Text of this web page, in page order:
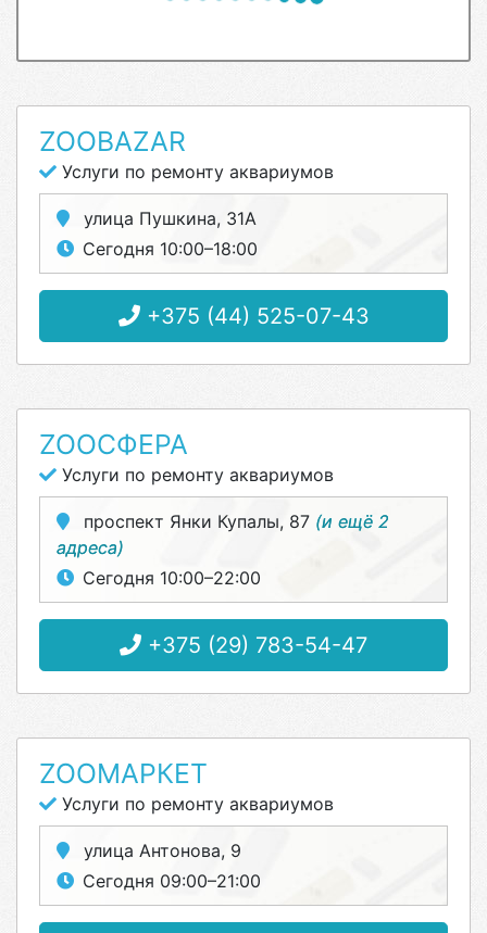
ZOOBAZAR
Услуги по ремонту аквариумов
улица Пушкина, 31А
Сегодня 10:00–18:00
+375 (44) 525-07-43
ZOOСФЕРА
Услуги по ремонту аквариумов
проспект Янки Купалы, 87 (и ещё 2
адреса)
Сегодня 10:00–22:00
+375 (29) 783-54-47
ZOOМАРКЕТ
Услуги по ремонту аквариумов
улица Антонова, 9
Сегодня 09:00–21:00